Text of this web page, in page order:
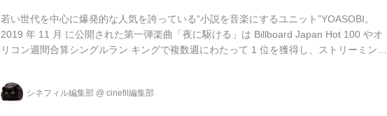
若い世代を中心に爆発的な人気を誇っている“小説を音楽にするユニット”YOASOBI。
2019 年 11 月 に公開された第一弾楽曲「夜に駆ける」は Billboard Japan Hot 100 やオ
リコン週間合算シングルラン キングで複数週にわたって 1 位を獲得し、ストリーミング
がコミカライズ、第 三弾楽曲「ハルジオン」は飲料や映像作品とのコラボレーションを
果たし、7 月 20 日に第四弾楽曲「たぶん」、そして 9 月 1 日に CM ソングとしても起
シネフィル編集部 @ cinefil編集部